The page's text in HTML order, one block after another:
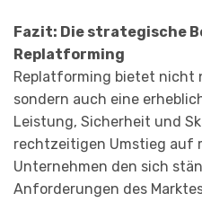
Fazit: Die strategische
Replatforming
Replatforming bietet nicht
sondern auch eine
Leistung, Sicherheit und
rechtzeitigen Umstieg auf
Unternehmen den sich
Anforderungen des